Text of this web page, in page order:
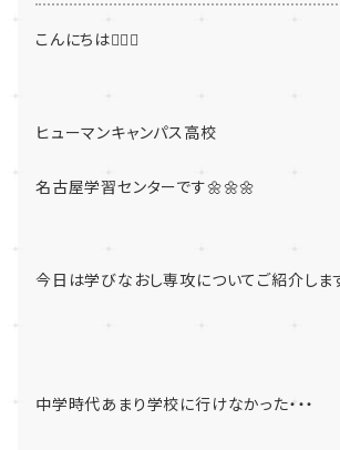
こんにちは🖐🏻✨
ヒューマンキャンパス高校
名古屋学習センターです🌼🌼🌼
今日は学びなおし専攻についてご紹介しま
中学時代あまり学校に行けなかった・・・